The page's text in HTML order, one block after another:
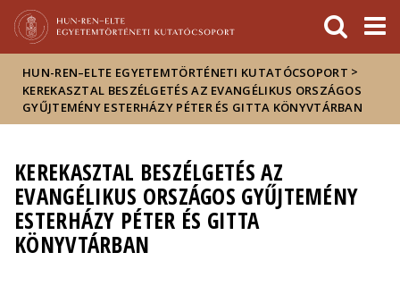
sajtóban
HUN-REN–ELTE EGYETEMTÖRTÉNETI KUTATÓCSOPORT >
KEREKASZTAL BESZÉLGETÉS AZ EVANGÉLIKUS ORSZÁGOS
GYŰJTEMÉNY ESTERHÁZY PÉTER ÉS GITTA KÖNYVTÁRBAN
KEREKASZTAL BESZÉLGETÉS AZ
EVANGÉLIKUS ORSZÁGOS GYŰJTEMÉNY
ESTERHÁZY PÉTER ÉS GITTA
KÖNYVTÁRBAN